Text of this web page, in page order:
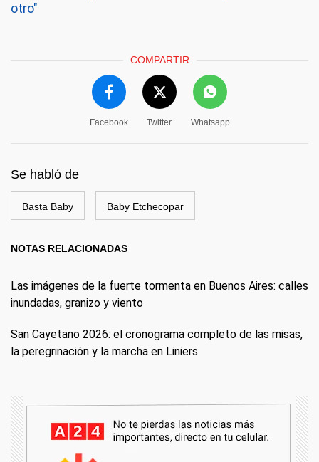
otro"
COMPARTIR
Facebook Twitter Whatsapp
Se habló de
Basta Baby Baby Etchecopar
NOTAS RELACIONADAS
Las imágenes de la fuerte tormenta en Buenos Aires: calles
inundadas, granizo y viento
San Cayetano 2026: el cronograma completo de las misas,
la peregrinación y la marcha en Liniers